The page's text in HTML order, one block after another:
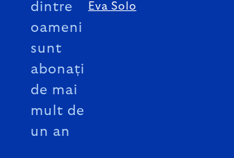
dintre
oameni
sunt
abonați
de mai
mult de
un an
Eva Solo